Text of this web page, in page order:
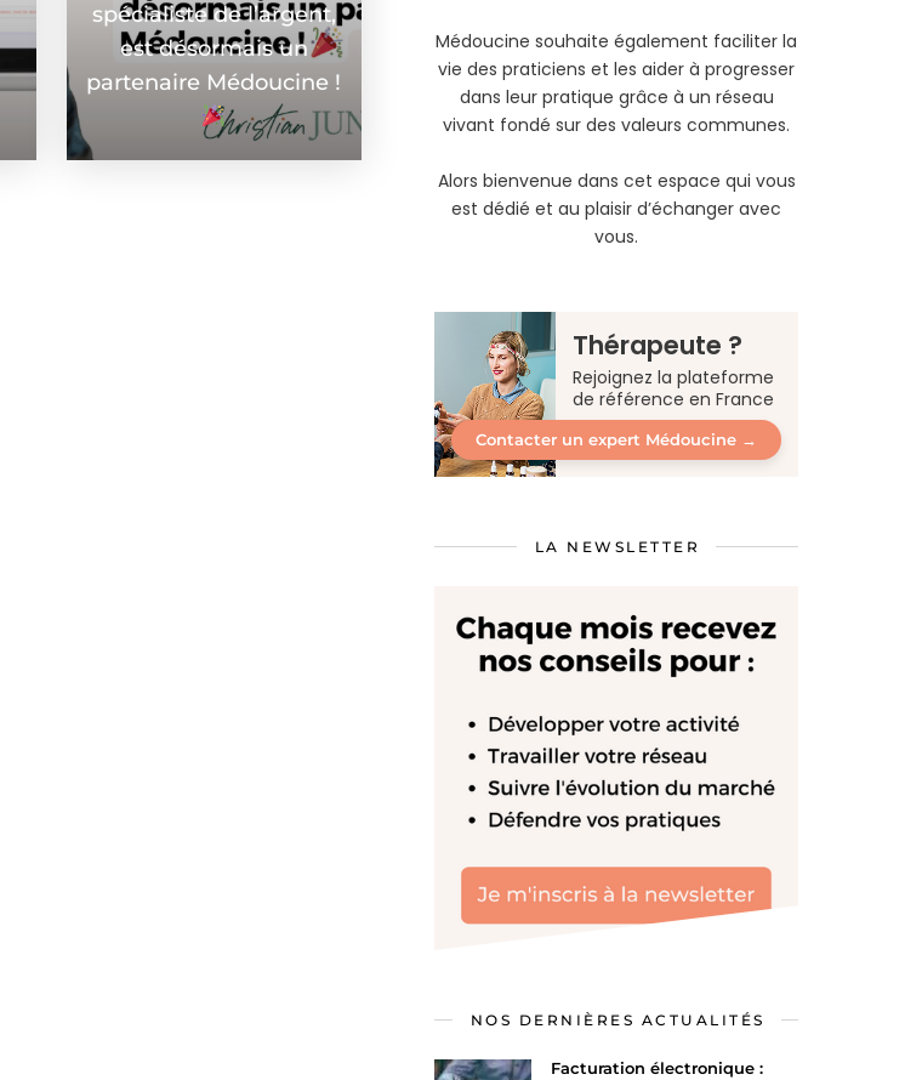
spécialiste de l’argent,
est désormais un
partenaire Médoucine !
Médoucine souhaite également faciliter la
vie des praticiens et les aider à progresser
dans leur pratique grâce à un réseau
vivant fondé sur des valeurs communes.
Alors bienvenue dans cet espace qui vous
est dédié et au plaisir d’échanger avec
vous.
Thérapeute ?
Rejoignez la plateforme
de référence en France
Contacter un expert Médoucine →
LA NEWSLETTER
NOS DERNIÈRES ACTUALITÉS
Facturation électronique :